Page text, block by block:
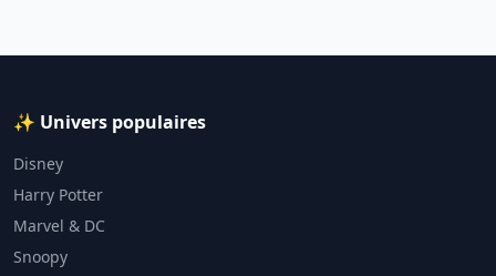
✨ Univers populaires
Disney
Harry Potter
Marvel & DC
Snoopy